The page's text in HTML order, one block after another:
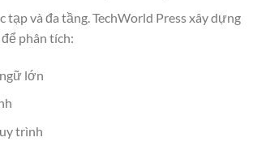
tạp và đa tầng. TechWorld Press xây dựng
phân tích:
lớn
trình